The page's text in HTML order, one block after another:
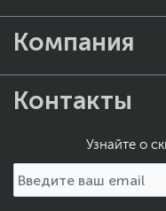
Компания
Контакты
Узнайте о